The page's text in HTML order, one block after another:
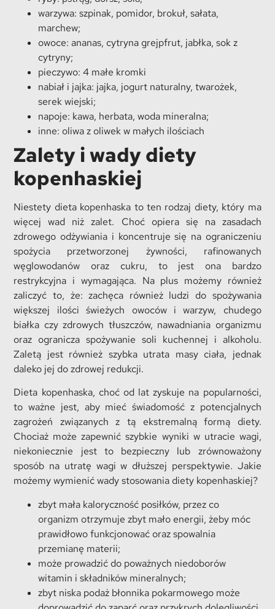
warzywa: szpinak, pomidor, brokuł, sałata,
marchew;
owoce: ananas, cytryna grejpfrut, jabłka, sok z
cytryny;
pieczywo: 4 małe kromki
nabiał i jajka: jajka, jogurt naturalny, twarożek,
serek wiejski;
napoje: kawa, herbata, woda mineralna;
inne: oliwa z oliwek w małych ilościach
Zalety i wady diety
kopenhaskiej
Niestety dieta kopenhaska to ten rodzaj diety, który ma
więcej wad niż zalet. Choć opiera się na zasadach
zdrowego odżywiania i koncentruje się na ograniczeniu
spożycia przetworzonej żywności, rafinowanych
węglowodanów oraz cukru, to jest ona bardzo
restrykcyjna i wymagająca. Na plus możemy również
zaliczyć to, że: zachęca również ludzi do spożywania
większej ilości świeżych owoców i warzyw, chudego
białka czy zdrowych tłuszczów, nawadniania organizmu
oraz ogranicza spożywanie soli kuchennej i alkoholu.
Zaletą jest również szybka utrata masy ciała, jednak
daleko jej do zdrowej redukcji.
Dieta kopenhaska, choć od lat zyskuje na popularności,
to ważne jest, aby mieć świadomość z potencjalnych
zagrożeń związanych z tą ekstremalną formą diety.
Chociaż może zapewnić szybkie wyniki w utracie wagi,
niekoniecznie jest to bezpieczny lub zrównoważony
sposób na utratę wagi w dłuższej perspektywie. Jakie
możemy wymienić wady stosowania diety kopenhaskiej?
zbyt mała kaloryczność posiłków, przez co
organizm otrzymuje zbyt mało energii, żeby móc
prawidłowo funkcjonować oraz spowalnia
przemianę materii;
może prowadzić do poważnych niedoborów
witamin i składników mineralnych;
zbyt niska podaż błonnika pokarmowego może